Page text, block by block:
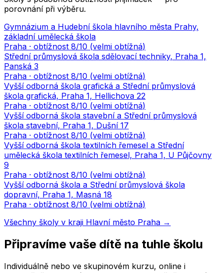
porovnání při výběru.
Gymnázium a Hudební škola hlavního města Prahy,
základní umělecká škola
Praha · obtížnost 8/10 (velmi obtížná)
Střední průmyslová škola sdělovací techniky, Praha 1,
Panská 3
Praha · obtížnost 8/10 (velmi obtížná)
Vyšší odborná škola grafická a Střední průmyslová
škola grafická, Praha 1, Hellichova 22
Praha · obtížnost 8/10 (velmi obtížná)
Vyšší odborná škola stavební a Střední průmyslová
škola stavební, Praha 1, Dušní 17
Praha · obtížnost 8/10 (velmi obtížná)
Vyšší odborná škola textilních řemesel a Střední
umělecká škola textilních řemesel, Praha 1, U Půjčovny
9
Praha · obtížnost 8/10 (velmi obtížná)
Vyšší odborná škola a Střední průmyslová škola
dopravní, Praha 1, Masná 18
Praha · obtížnost 8/10 (velmi obtížná)
Všechny školy v kraji Hlavní město Praha →
Připravíme vaše dítě na tuhle školu
Individuálně nebo ve skupinovém kurzu, online i